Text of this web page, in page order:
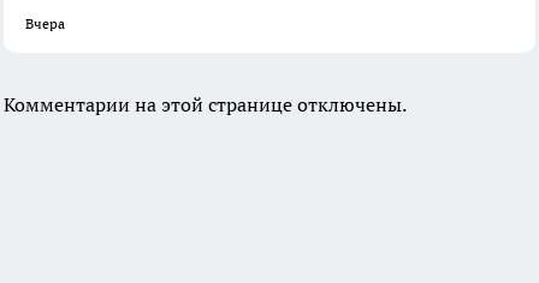
Вчера
Комментарии на этой странице отключены.